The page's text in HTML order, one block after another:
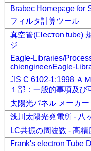
Brabec Homepage for
フィルタ計算ツール
真空管(Electron tube)
ジ
Eagle-Libraries/
chiengineer/Eagle-
JIS C 6102-1:1998 Ａ
１部：一般的事項及び
太陽光パネル メーカ
浅川太陽光発電所 - 八
LC共振の周波数 - 高精
Frank's electron Tube